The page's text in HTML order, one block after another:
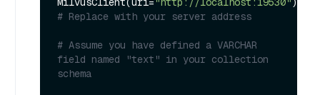
# Replace with your server address
# Assume you have defined a VARCHAR
field named "text" in your collection
schema